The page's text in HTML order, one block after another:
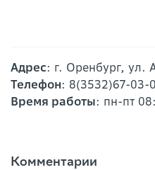
Адрес: г. Оренбург, ул.
Телефон: 8(3532)67-03-
Время работы: пн-пт
Комментарии